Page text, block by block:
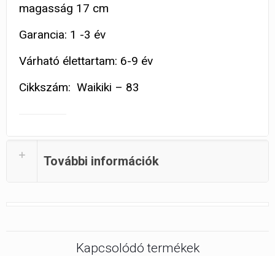
magasság 17 cm
Garancia: 1 -3 év
Várható élettartam: 6-9 év
Cikkszám: Waikiki – 83
További információk
Kapcsolódó termékek